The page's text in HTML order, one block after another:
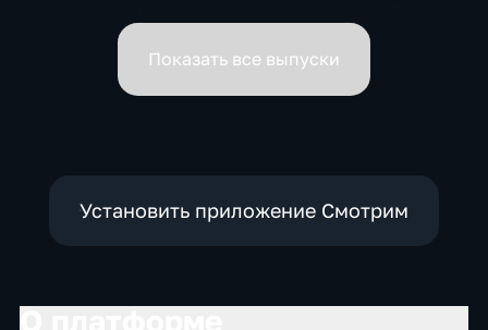
вице-премьеров
Показать все выпуски
Установить приложение Смотрим